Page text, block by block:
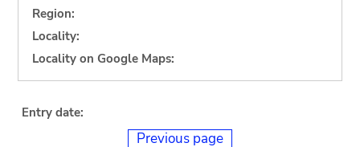
Region:
Locality:
Locality on Google Maps:
Entry date:
Previous page